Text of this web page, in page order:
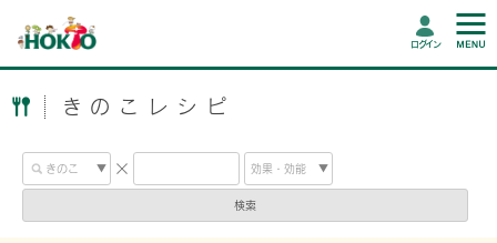
ログイン
きのこレシピ
検索